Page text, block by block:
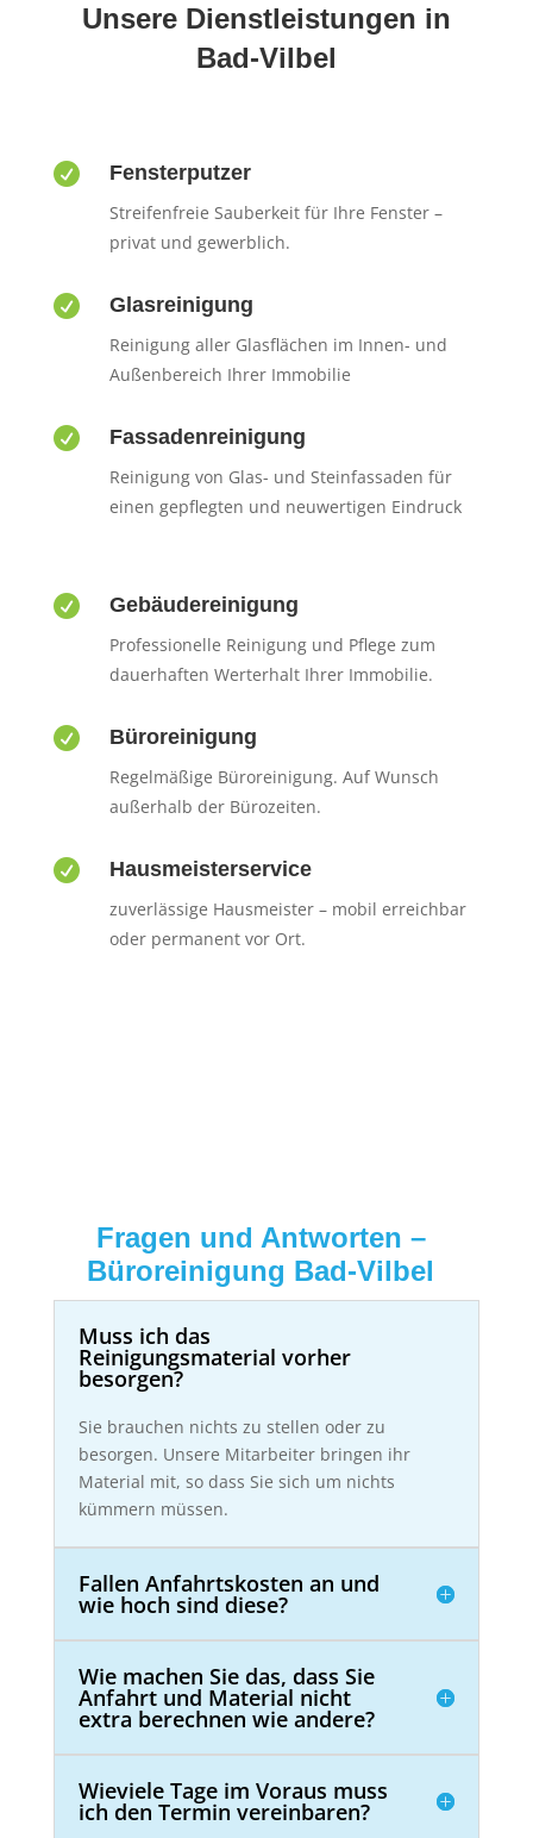
Unsere Dienstleistungen in
Bad-Vilbel
 Fensterputzer
Streifenfreie Sauberkeit für Ihre Fenster –
privat und gewerblich.
 Glasreinigung
Reinigung aller Glasflächen im Innen- und
Außenbereich Ihrer Immobilie
 Fassadenreinigung
Reinigung von Glas- und Steinfassaden für
einen gepflegten und neuwertigen Eindruck
 Gebäudereinigung
Professionelle Reinigung und Pflege zum
dauerhaften Werterhalt Ihrer Immobilie.
 Büroreinigung
Regelmäßige Büroreinigung. Auf Wunsch
außerhalb der Bürozeiten.
 Hausmeisterservice
zuverlässige Hausmeister – mobil erreichbar
oder permanent vor Ort.
Fragen und Antworten –
Büroreinigung Bad-Vilbel
Muss ich das
Reinigungsmaterial vorher
besorgen?
Sie brauchen nichts zu stellen oder zu
besorgen. Unsere Mitarbeiter bringen ihr
Material mit, so dass Sie sich um nichts
kümmern müssen.
Fallen Anfahrtskosten an und
wie hoch sind diese?
Wie machen Sie das, dass Sie
Anfahrt und Material nicht
extra berechnen wie andere?
Wieviele Tage im Voraus muss
ich den Termin vereinbaren?